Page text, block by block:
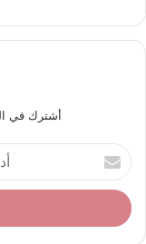
أشترك في
أ
د
خ
ل